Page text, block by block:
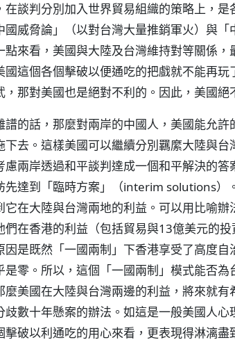
談判分別加入世界貿易組織的策略上，
威脅論」（以對台灣大量推銷軍火）與
來看，美國與大陸及台灣維持對等關係
這個各個擊破以便通吃的把戲就不能再玩
那對美國也是絕對不利的。因此，美國絕
的話，那麼對兩岸的中國人，美國能允
去。這樣美國可以繼續分別羈縻大陸與台
慮兩岸透過和平談判達成一個和平解決的
先達到「臨時方案」（interim solutions）
在大陸與台灣兩地的利益。可以用比喻
在香港的利益（包括貿易與13億美元的
是既然「一國兩制」下香港享受了高度
零。所以，這個「一國兩制」模式能否
美國在大陸與台灣兩邊的利益，將來就
數十年懸案的辦法。如這是一般美國人
破以利通吃的用心來看，更表現得淋漓盡